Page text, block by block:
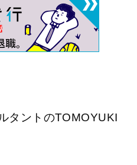
タントのTOMOYUKI